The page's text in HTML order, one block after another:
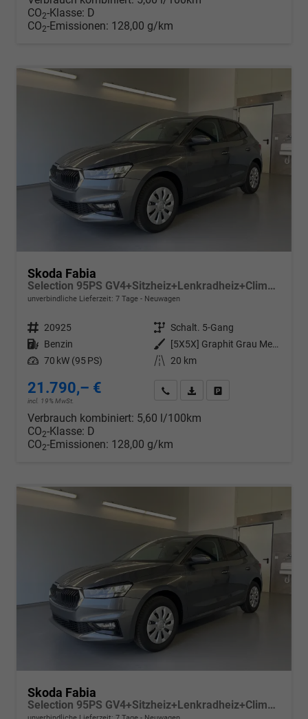
CO2-Klasse: D
CO2-Emissionen: 128,00 g/km
Skoda Fabia
Selection 95PS GV4+Sitzheiz+Lenkradheiz+Climatronic+Sunset+AppConnect+PDC
unverbindliche Lieferzeit: 7 Tage Neuwagen
Fahrzeugnr. 20925 Getriebe Schalt. 5-Gang
Kraftstoff Benzin Außenfarbe
[5X5X] Graphit Grau Metallic
Leistung 70 kW (95 PS) Kilometerstand 20 km
21.790,– €
incl. 19% MwSt.
Wir rufen Sie anPDF-Datei, Fahrzeugexposé
Verbrauch kombiniert: 5,60 l/100km
CO2-Klasse: D
CO2-Emissionen: 128,00 g/km
Skoda Fabia
Selection 95PS GV4+Sitzheiz+Lenkradheiz+Climatronic+Sunset+AppConnect+PDC